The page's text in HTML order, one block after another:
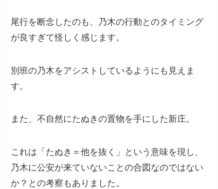
尾行を断念したのも、乃木の行動とのタイミング
が良すぎて怪しく感じます。
別班の乃木をアシストしているようにも見えま
す。
また、不自然にたぬきの置物を手にした新庄。
これは「たぬき＝他を抜く」という意味を現し、
乃木に公安が来ていないことの合図なのではない
か？との考察もありました。